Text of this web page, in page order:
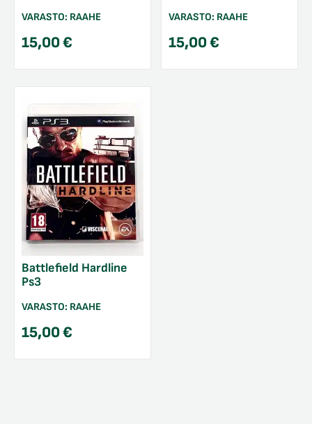
VARASTO: RAAHE
15,00€
VARASTO: RAAHE
15,00€
Battlefield Hardline
Ps3
VARASTO: RAAHE
15,00€